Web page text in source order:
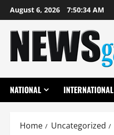
Skip
to
content
August 6, 2026 7:50:35 AM
NATIONAL INTERNATIONAL
Home Uncategorized